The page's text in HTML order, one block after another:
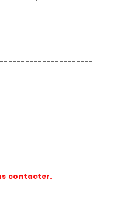
contacter.